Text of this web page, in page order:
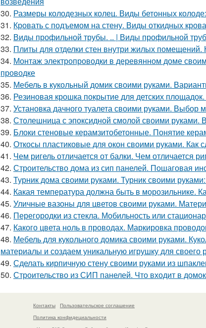
30. Размеры колодезных колец. Виды бетонных
31. Кровать с подъемом на стену. Виды откидных
32. Виды профильной трубы. .. | Виды профильной
33. Плиты для отделки стен внутри жилых помещений.
34. Монтаж электропроводки в деревянном доме
проводке
35. Мебель в кукольный домик своими руками.
36. Резиновая крошка покрытие для детских
37. Установка дачного туалета своими руками. Выбор
38. Столешница с эпоксидной смолой своими руками.
39. Блоки стеновые керамзитобетонные. Понятие
40. Откосы пластиковые для окон своими руками. Как
41. Чем ригель отличается от балки. Чем отличается
42. Строительство дома из сип панелей. Пошаговая
43. Турник дома своими руками. Турник своими
44. Какая температура должна быть в морозильнике.
45. Уличные вазоны для цветов своими руками.
46. Перегородки из стекла. Мобильность или
47. Какого цвета ноль в проводах. Маркировка
48. Мебель для кукольного домика своими руками.
материалы и создаем уникальную игрушку для своего
49. Сделать кирпичную стену своими руками из
50. Строительство из СИП панелей. Что входит в
Контакты
Пользовательское соглашение
Политика конфидециальности